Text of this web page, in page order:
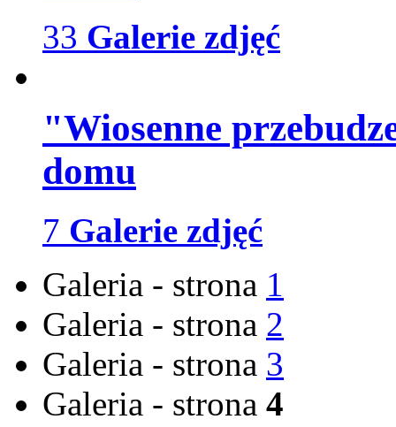
33 Galerie zdjęć
"Wiosenne
domu
7 Galerie zdjęć
Galeria - strona 1
Galeria - strona 2
Galeria - strona 3
Galeria - strona 4